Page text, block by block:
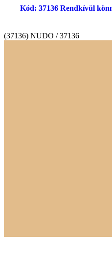
Kód: 37136 Rendkívül
(37136) NUDO / 37136